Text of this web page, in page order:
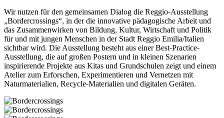
Wir nutzen für den gemeinsamen Dialog die Reggio-Ausstellung
„Bordercrossings“, in der die innovative pädagogische Arbeit und
das Zusammenwirken von Bildung, Kultur, Wirtschaft und Politik
für und mit jungen Menschen in der Stadt Reggio Emilia/Italien
sichtbar wird. Die Ausstellung besteht aus einer Best-Practice-
Ausstellung, die auf großen Postern und in kleinen Szenarien
inspirierende Projekte aus Kitas und Grundschulen zeigt und einem
Atelier zum Erforschen, Experimentieren und Vernetzen mit
Naturmaterialien, Recycle-Materialien und digitalen Geräten.